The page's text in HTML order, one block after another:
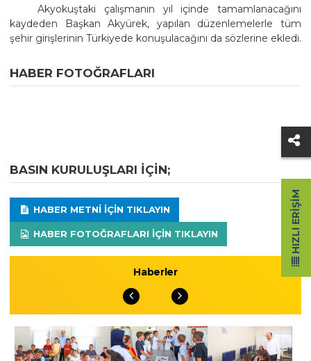
Akyokuştaki çalışmanın yıl içinde tamamlanacağını
kaydeden Başkan Akyürek, yapılan düzenlemelerle tüm
şehir girişlerinin Türkiyede konuşulacağını da sözlerine ekledi.
HABER FOTOĞRAFLARI
BASIN KURULUŞLARI IÇIN;
HABER METNI IÇIN TIKLAYIN
HABER FOTOĞRAFLARI IÇIN TIKLAYIN
Haberler
HIZLI ERIŞIM